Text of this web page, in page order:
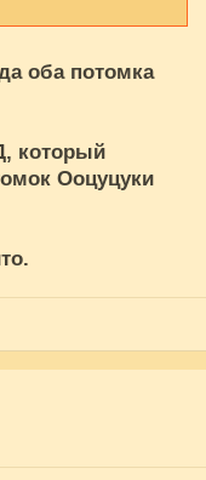
оба потомка
который
Ооцуцуки